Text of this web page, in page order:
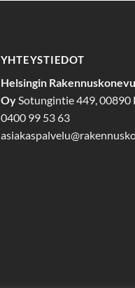
YHTEYSTIEDOT
Helsingin
OySotungintie 449, 00890
0400 99 53 63